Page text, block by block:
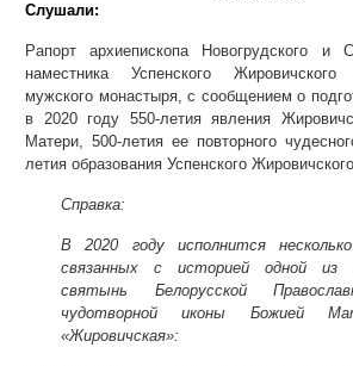
Слушали:
Рапорт архиепископа Новогрудского и
наместника Успенского Жировичского
мужского монастыря, с сообщением о
в 2020 году 550-летия явления
Матери, 500-летия ее повторного
летия образования Успенского
Справка:
В 2020 году исполнится
связанных с историей одной из
святынь Белорусской
чудотворной иконы Божией
«Жировичская»: